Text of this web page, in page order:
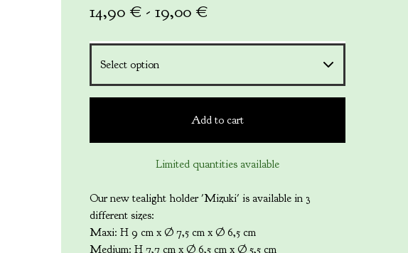
14,90 € - 19,00 €
Add to cart
Limited quantities available
Our new tealight holder 'Mizuki' is available in 3
different sizes:
Maxi: H 9 cm x Ø 7,5 cm x Ø 6,5 cm
Medium: H 7,7 cm x Ø 6,5 cm x Ø 5,5 cm